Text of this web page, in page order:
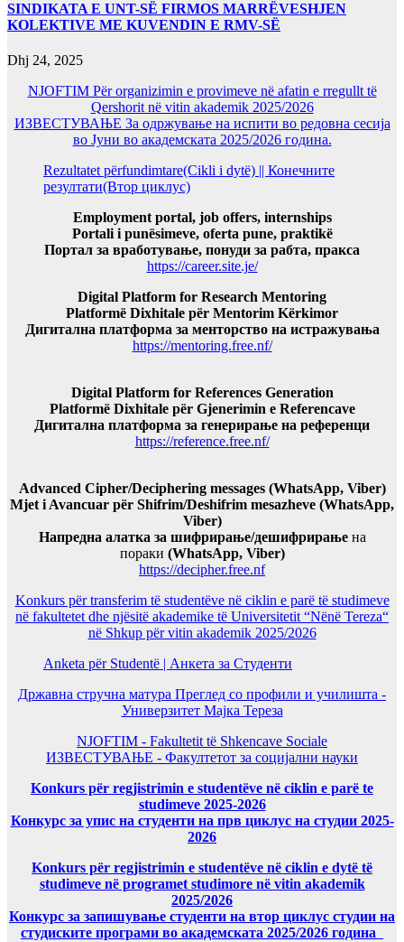
SINDIKATA E UNT-SË FIRMOS MARRËVESHJEN
KOLEKTIVE ME KUVENDIN E RMV-SË
Dhj 24, 2025
NJOFTIM Për organizimin e provimeve në afatin e rregullt të
Qershorit në vitin akademik 2025/2026
ИЗВЕСТУВАЊЕ За одржување на испити во редовна сесија
во Јуни во академската 2025/2026 година.
Rezultatet përfundimtare(Cikli i dytë) || Конечните
резултати(Втор циклус)
Employment portal, job offers, internships
Portali i punësimeve, oferta pune, praktikë
Портал за вработување, понуди за рабта, пракса
https://career.site.je/
Digital Platform for Research Mentoring
Platformë Dixhitale për Mentorim Kërkimor
Дигитална платформа за менторство на истражувања
https://mentoring.free.nf/
Digital Platform for References Generation
Platformë Dixhitale për Gjenerimin e Referencave
Дигитална платформа за генерирање на референци
https://reference.free.nf/
Advanced Cipher/Deciphering messages (WhatsApp, Viber)
Mjet i Avancuar për Shifrim/Deshifrim mesazheve (WhatsApp,
Viber)
Напредна алатка за шифрирање/дешифрирањена
пораки (WhatsApp, Viber)
https://decipher.free.nf
Konkurs për transferim të studentëve në ciklin e parë të studimeve
në fakultetet dhe njësitë akademike të Universitetit “Nënë Tereza“
në Shkup për vitin akademik 2025/2026
Anketa për Studentë | Анкета за Студенти
Државна стручна матура Преглед со профили и училишта -
Универзитет Мајка Тереза
NJOFTIM - Fakultetit të Shkencave Sociale
ИЗВЕСТУВАЊЕ - Факултетот за социјални науки
Konkurs për regjistrimin e studentëve në ciklin e parë te
studimeve 2025-2026
Конкурс за упис на студенти на прв циклус на студии 2025-
2026
Konkurs për regjistrimin e studentëve në ciklin e dytë të
studimeve në programet studimore në vitin akademik
2025/2026
Конкурс за запишување студенти на втор циклус студии на
студиските програми во академската 2025/2026 година